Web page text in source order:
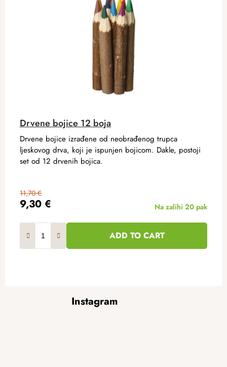
Drvene bojice 12 boja
9,30 €
11,70 €
Na zalihi 20 pak
ADD TO CART
Drvene bojice izrađene od neobrađenog trupca
ljeskovog drva, koji je ispunjen bojicom. Dakle, postoji
set od 12 drvenih bojica.
Instagram